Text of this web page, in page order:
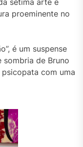
proeminente no
é um suspense
sombria de Bruno
psicopata com uma